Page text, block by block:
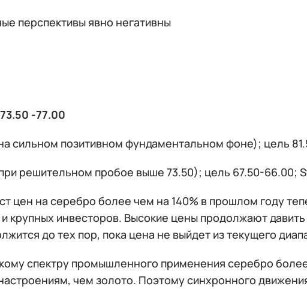
перспективы явно негативны
-77.00
сильном позитивном фундаментальном фоне); цель
решительном пробое выше 73.50); цель 67.50-66.00;
цен на серебро более чем на 140% в прошлом году
крупных инвесторов. Высокие цены продолжают
до тех пор, пока цена не выйдет из текущего
спектру промышленного применения серебро
чем золото. Поэтому синхронного